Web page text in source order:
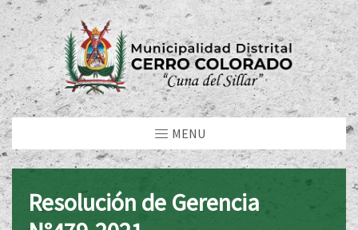
MENU
Resolución de Gerencia